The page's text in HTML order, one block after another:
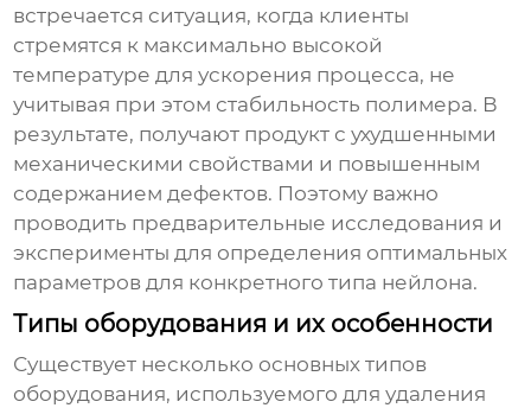
встречается ситуация, когда клиенты
стремятся к максимально высокой
температуре для ускорения процесса, не
учитывая при этом стабильность полимера. В
результате, получают продукт с ухудшенными
механическими свойствами и повышенным
содержанием дефектов. Поэтому важно
проводить предварительные исследования и
эксперименты для определения оптимальных
параметров для конкретного типа нейлона.
Типы оборудования и их особенности
Существует несколько основных типов
оборудования, используемого для удаления